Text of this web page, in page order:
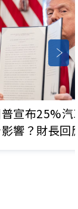
宣布25%汽
響？財長回